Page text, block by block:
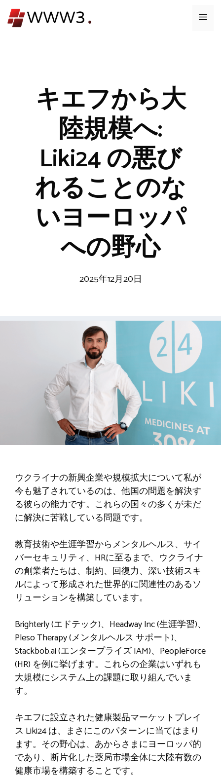
ン
メ
キエフから大
陸規模へ:
Liki24 の悪び
れることのな
いヨーロッパ
への野心
2025年12月20日
ウクライナの新興企業や規模拡大について私が
今も魅了されているのは、他国の問題を解決す
る彼らの能力です。これらの国々の多くが未だ
に解決に苦戦している問題です。
教育技術や生涯学習からメンタルヘルス、サイ
バーセキュリティ、HRに至るまで、ウクライナ
の創業者たちは、制約、回復力、深い技術スキ
ルによって形成された世界的に関連性のあるソ
リューションを構築しています。
Brighterly (エドテック)、Headway Inc (生涯学習)、
Pleso Therapy (メンタルヘルス サポート)、
Stackbob.ai (エンタープライズ IAM)、PeopleForce
(HR) を例に挙げます。これらの企業はいずれも
大規模にシステム上の課題に取り組んでいま
す。
キエフに設立された健康製品マーケットプレイ
ス Liki24 は、まさにこのパターンに当てはまり
ます。その野心は、あからさまにヨーロッパ的
であり、断片化した薬局市場全体に大陸有数の
健康市場を構築することです。